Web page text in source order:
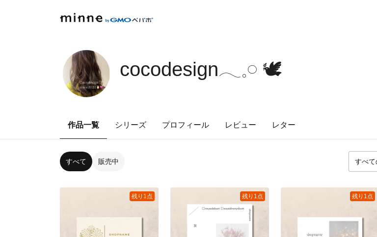
cocodesign𓂃𓈒𓏸︎︎︎︎ 🕊
作品一覧 シリーズ プロフィール レビュー レター
すべて 販売中
残り1点 残り1点 残り1点